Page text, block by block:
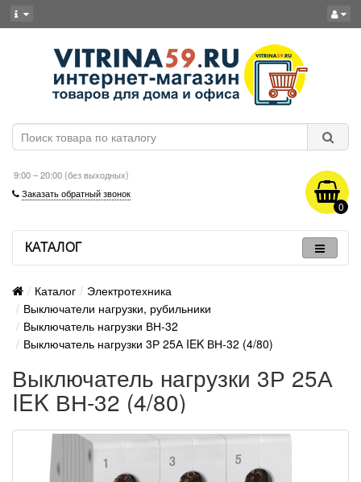
9:00 – 20:00 (без выходных)
Заказать обратный звонок
0
КАТАЛОГ
Каталог
Электротехника
Выключатели нагрузки, рубильники
Выключатель нагрузки ВН-32
Выключатель нагрузки 3Р 25А IEK ВН-32 (4/80)
Выключатель нагрузки 3Р 25А
IEK ВН-32 (4/80)